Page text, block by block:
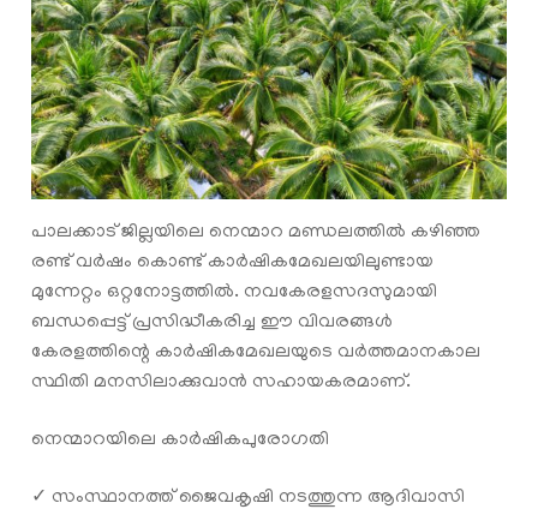
പാലക്കാട് ജില്ലയിലെ നെന്മാറ മണ്ഡലത്തില്‍ കഴിഞ്ഞ
രണ്ട് വര്‍ഷം കൊണ്ട് കാര്‍ഷികമേഖലയിലുണ്ടായ
മുന്നേറ്റം ഒറ്റനോട്ടത്തില്‍. നവകേരളസദസുമായി
ബന്ധപ്പെട്ട് പ്രസിദ്ധീകരിച്ച ഈ വിവരങ്ങള്‍
കേരളത്തിന്റെ കാര്‍ഷികമേഖലയുടെ വര്‍ത്തമാനകാല
സ്ഥിതി മനസിലാക്കുവാന്‍ സഹായകരമാണ്.
നെന്മാറയിലെ കാര്‍ഷികപുരോഗതി
✓ സംസ്ഥാനത്ത് ജൈവകൃഷി നടത്തുന്ന ആദിവാസി